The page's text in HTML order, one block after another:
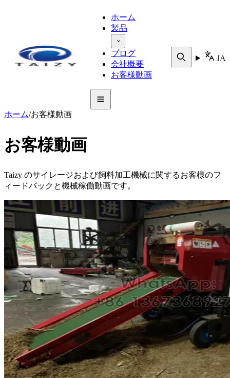
ホーム
製品
ブログ
会社概要
お客様動画
JA
ホーム/お客様動画
お客様動画
Taizy のサイレージおよび飼料加工機械に関するお客様のフ
ィードバックと機械稼働動画です。